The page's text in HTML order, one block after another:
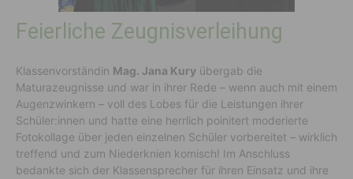
Feierliche Zeugnisverleihung
Klassenvorständin Mag. Jana Kury übergab die
Maturazeugnisse und war in ihrer Rede – wenn auch mit einem
Augenzwinkern – voll des Lobes für die Leistungen ihrer
Schüler:innen und hatte eine herrlich poinitert moderierte
Fotokollage über jeden einzelnen Schüler vorbereitet – wirklich
treffend und zum Niederknien komisch! Im Anschluss
bedankte sich der Klassensprecher für ihren Einsatz und ihre